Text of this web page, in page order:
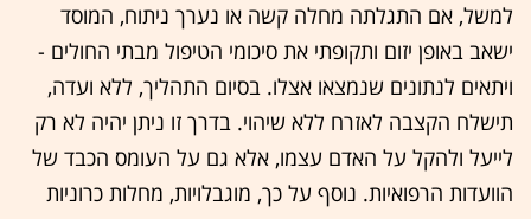
למשל, אם התגלתה מחלה קשה או נערך ניתוח, המוסד
ישאב באופן יזום ותקופתי את סיכומי הטיפול מבתי החולים -
ויתאים לנתונים שנמצאו אצלו. בסיום התהליך, ללא ועדה,
תישלח הקצבה לאזרח ללא שיהוי. בדרך זו ניתן יהיה לא רק
לייעל ולהקל על האדם עצמו, אלא גם על העומס הכבד של
הוועדות הרפואיות. נוסף על כך, מוגבלויות, מחלות כרוניות